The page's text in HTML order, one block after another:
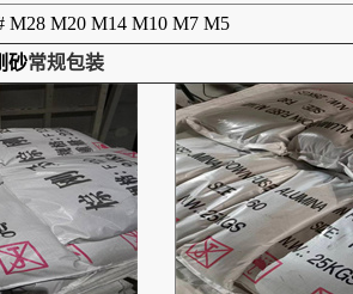
M28 M20 M14 M10 M7 M5
砂常规包装